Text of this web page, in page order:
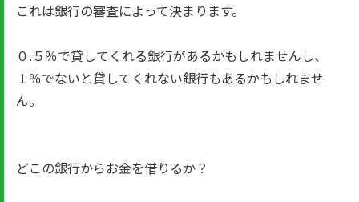
これは銀行の審査によって決まります。
０.５％で貸してくれる銀行があるかもしれませんし、
１％でないと貸してくれない銀行もあるかもしれませ
ん。
どこの銀行からお金を借りるか？